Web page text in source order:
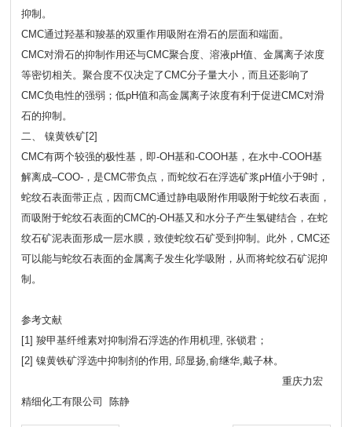
抑制。
CMC通过羟基和羧基的双重作用吸附在滑石的层面和端面。
CMC对滑石的抑制作用还与CMC聚合度、溶液pH值、金属离子浓度
等密切相关。聚合度不仅决定了CMC分子量大小，而且还影响了
CMC负电性的强弱；低pH值和高金属离子浓度有利于促进CMC对滑
石的抑制。
二、 镍黄铁矿[2]
CMC有两个较强的极性基，即-OH基和-COOH基，在水中-COOH基
解离成–COO-，是CMC带负点，而蛇纹石在浮选矿浆pH值小于9时，
蛇纹石表面带正点，因而CMC通过静电吸附作用吸附于蛇纹石表面，
而吸附于蛇纹石表面的CMC的-OH基又和水分子产生氢键结合，在蛇
纹石矿泥表面形成一层水膜，致使蛇纹石矿受到抑制。此外，CMC还
可以能与蛇纹石表面的金属离子发生化学吸附，从而将蛇纹石矿泥抑
制。
参考文献
[1] 羧甲基纤维素对抑制滑石浮选的作用机理, 张锁君；
[2] 镍黄铁矿浮选中抑制剂的作用, 邱显扬,俞继华,戴子林。
重庆力宏
精细化工有限公司 陈静